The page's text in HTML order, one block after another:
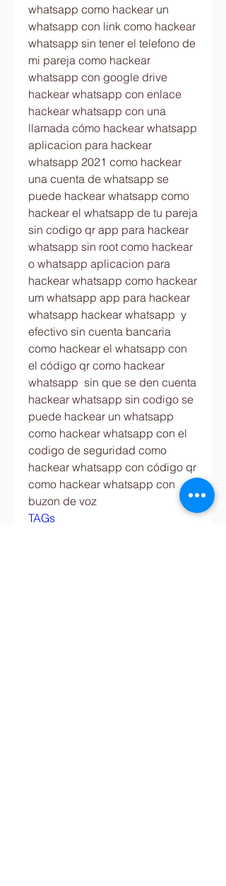
whatsapp como hackear un
whatsapp con link como hackear
whatsapp sin tener el telefono de
mi pareja como hackear
whatsapp con google drive
hackear whatsapp con enlace
hackear whatsapp con una
llamada cómo hackear whatsapp
aplicacion para hackear
whatsapp 2021 como hackear
una cuenta de whatsapp se
puede hackear whatsapp como
hackear el whatsapp de tu pareja
sin codigo qr app para hackear
whatsapp sin root como hackear
o whatsapp aplicacion para
hackear whatsapp como hackear
um whatsapp app para hackear
whatsapp hackear whatsapp  y
efectivo sin cuenta bancaria
como hackear el whatsapp con
el código qr como hackear
whatsapp  sin que se den cuenta
hackear whatsapp sin codigo se
puede hackear un whatsapp
como hackear whatsapp con el
codigo de seguridad como
hackear whatsapp con código qr
como hackear whatsapp con
buzon de voz
TAGs